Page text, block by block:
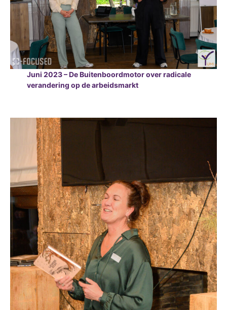
Juni 2023 – De Buitenboordmotor over radicale
verandering op de arbeidsmarkt